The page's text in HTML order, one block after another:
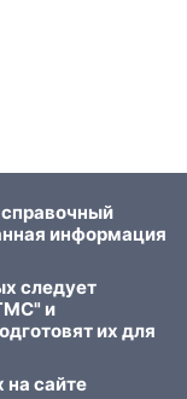
информация
следует
и
их для
сайте